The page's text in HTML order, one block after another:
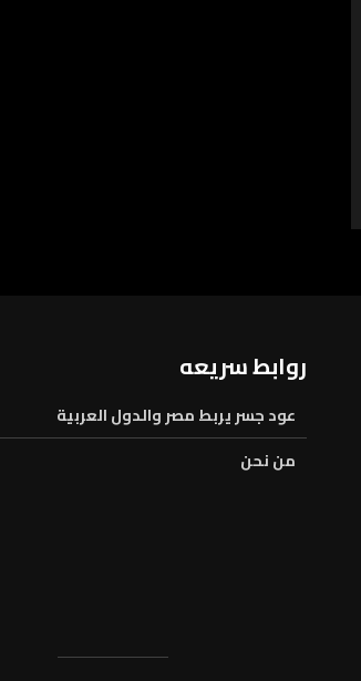
روابط سريعه
عود جسر يربط مصر والدول العربية
من نحن